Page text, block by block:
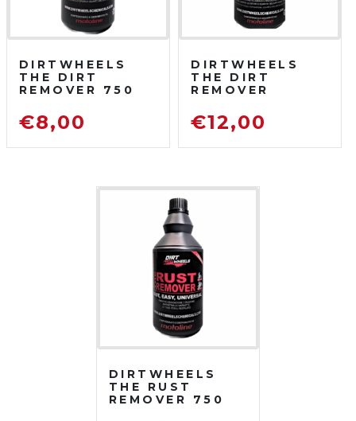
DIRTWHEELS
THE DIRT
REMOVER 750
SGRASSATORE
DETERGENTE
€8,00
DIRTWHEELS
THE DIRT
REMOVER
750 ML
SGRASSATORE
€12,00
DIRTWHEELS
THE RUST
REMOVER 750